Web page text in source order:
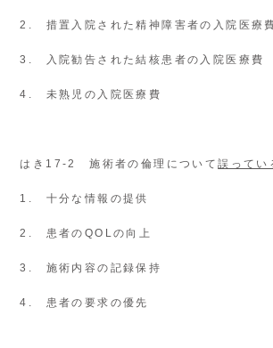
2. 措置入院された精神障害者の入院医療
3. 入院勧告された結核患者の入院医療費
4. 未熟児の入院医療費
はき17-2 施術者の倫理について誤ってい
1. 十分な情報の提供
2. 患者のQOLの向上
3. 施術内容の記録保持
4. 患者の要求の優先